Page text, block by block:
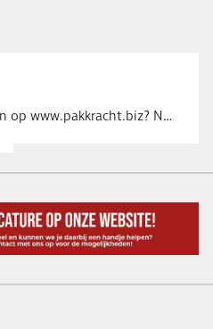
Uw vacature voor 4 weken op www.pakkracht.biz? Neem dan contact op met Yannick van …